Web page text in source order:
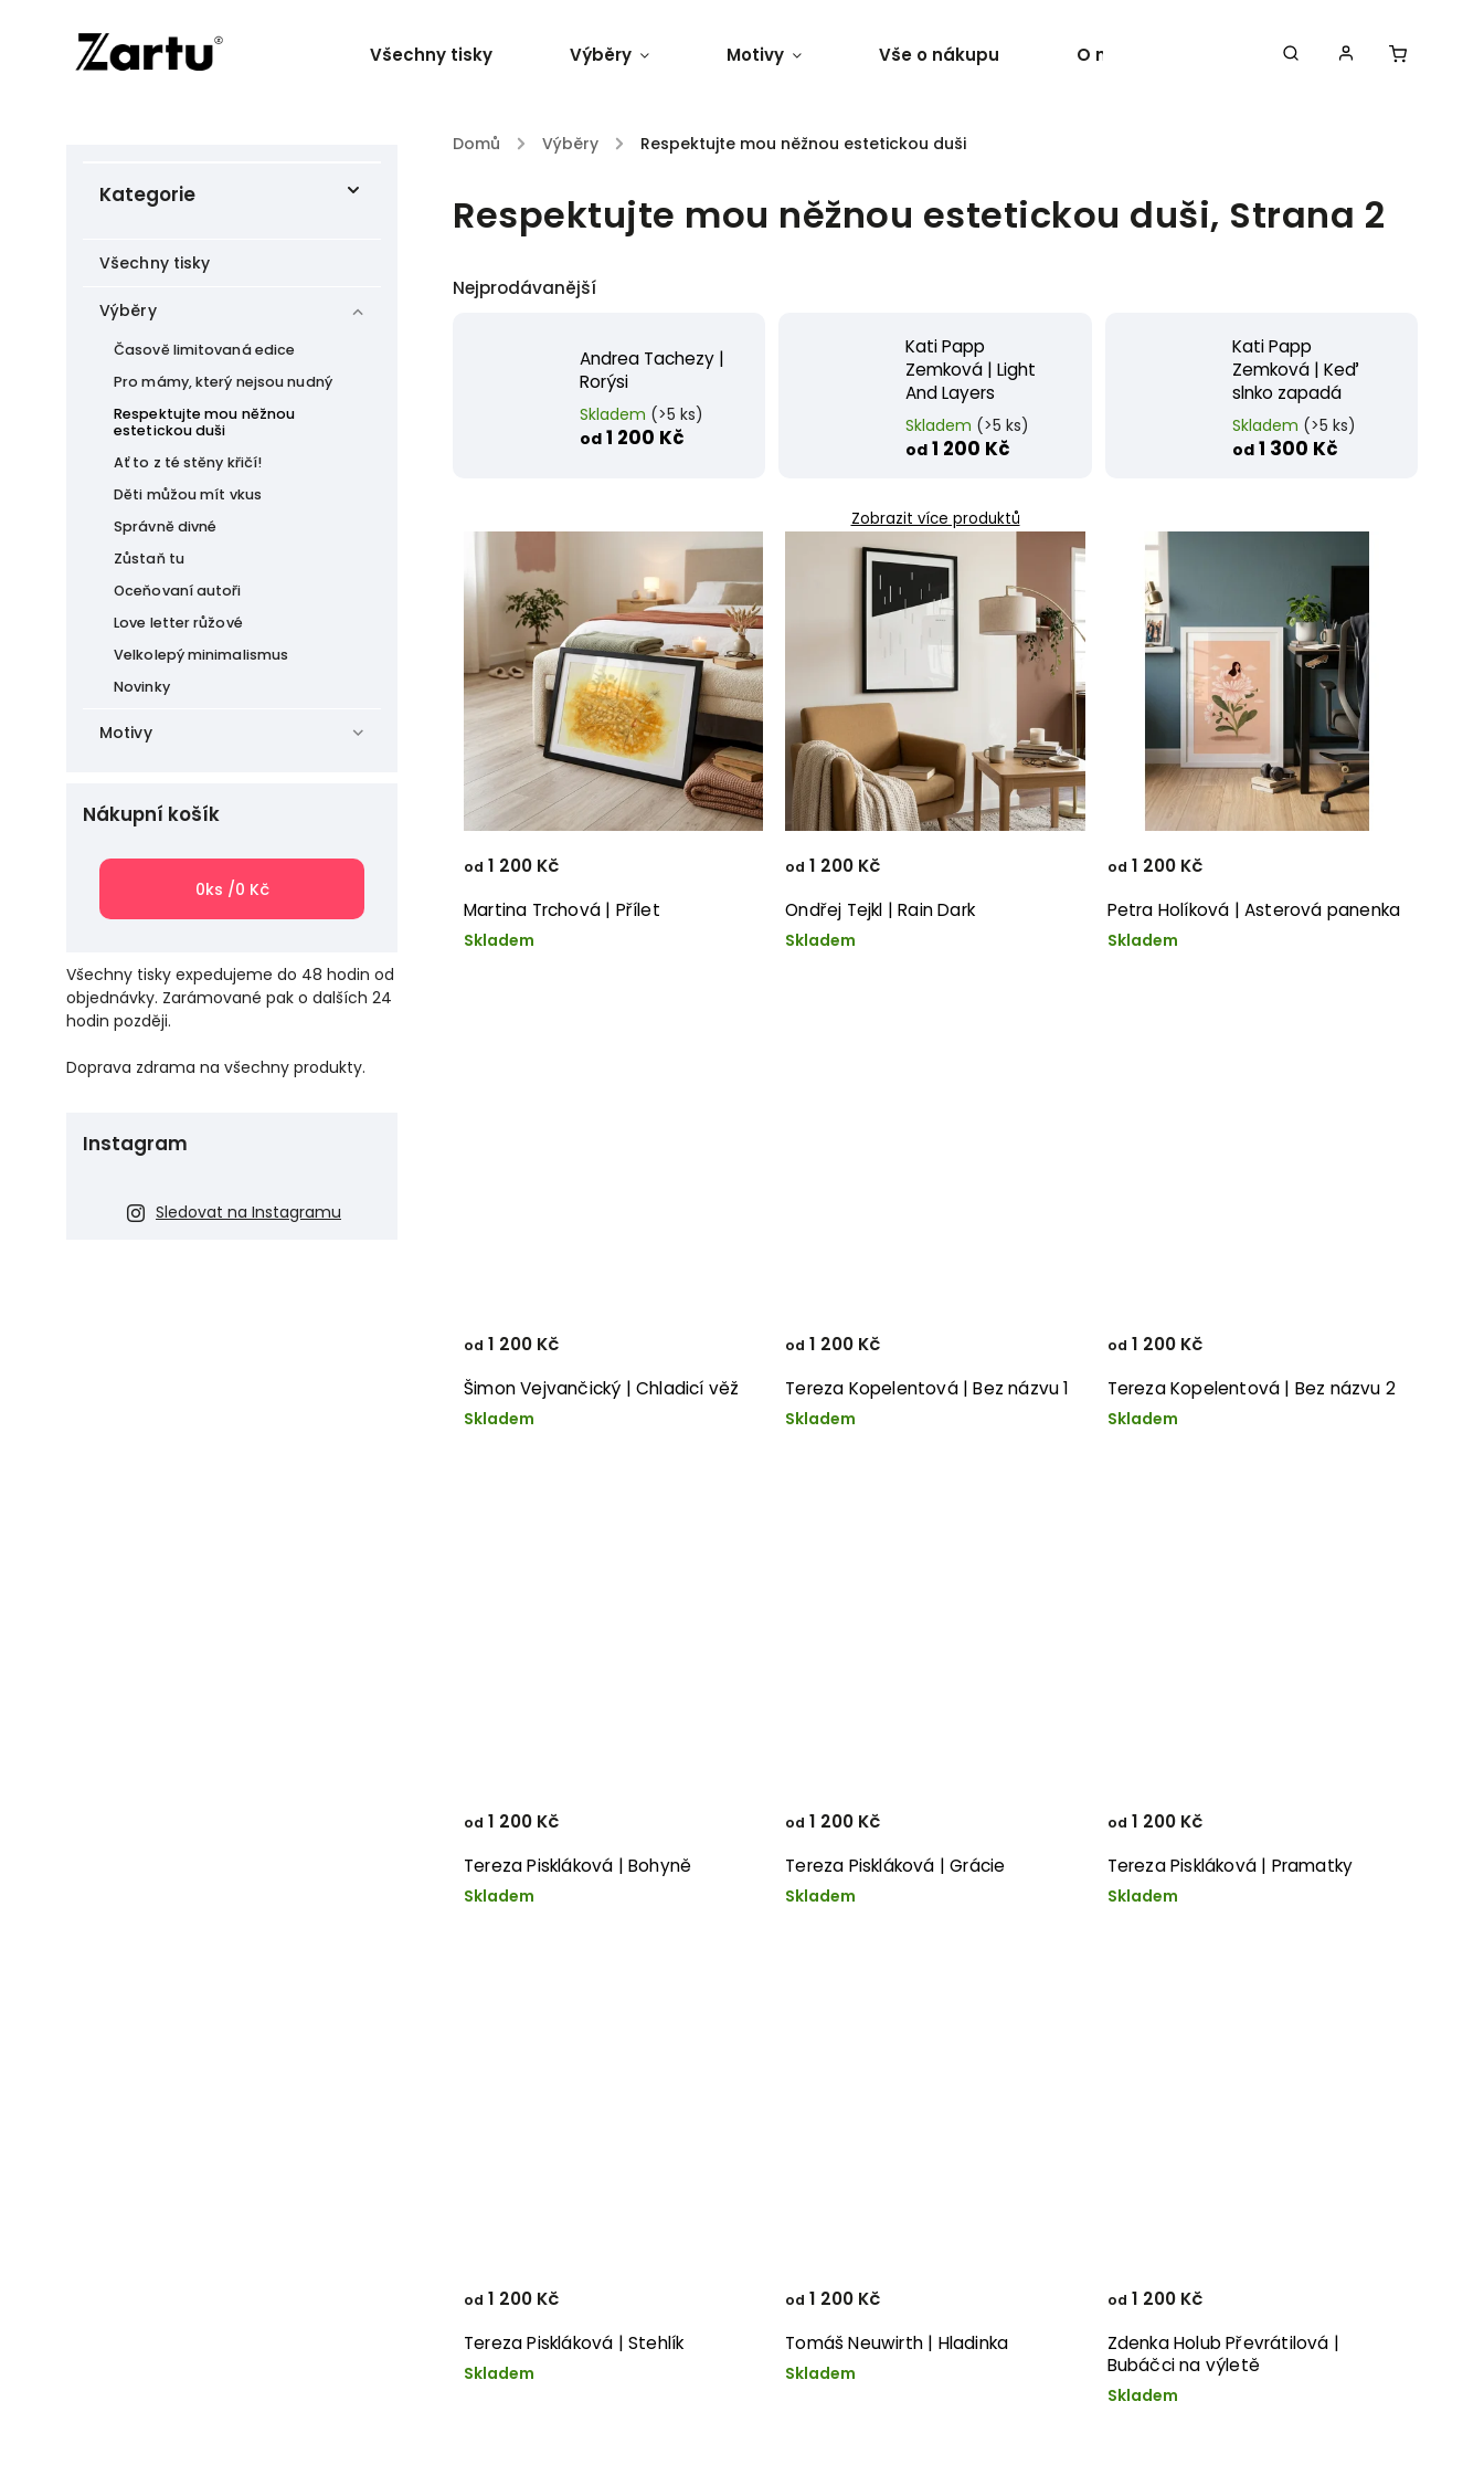
Všechny tisky Výběry Motivy Vše o nákupu O nás
Domů / Výběry / Respektujte mou něžnou estetickou duši
Kategorie
Všechny tisky
Výběry
Časově limitovaná edice
Pro mámy, který nejsou nudný
Respektujte mou něžnou
estetickou duši
Ať to z té stěny křičí!
Děti můžou mít vkus
Správně divné
Zůstaň tu
Oceňovaní autoři
Love letter růžové
Velkolepý minimalismus
Novinky
Motivy
Nákupní košík
0ks /0 Kč
Všechny tisky expedujeme do 48 hodin od
objednávky. Zarámované pak o dalších 24
hodin později.
Doprava zdrama na všechny produkty.
Instagram
Sledovat na Instagramu
Respektujte mou něžnou estetickou duši, Strana 2
Nejprodávanější
Andrea Tachezy |
Rorýsi
Skladem (>5 ks)
od 1 200 Kč
Kati Papp
Zemková | Light
And Layers
Skladem (>5 ks)
od 1 200 Kč
Kati Papp
Zemková | Keď
slnko zapadá
Skladem (>5 ks)
od1 300 Kč
Zobrazit více produktů
Martina Trchová | Přílet
Skladem
od 1 200 Kč
Ondřej Tejkl | Rain Dark
Skladem
od 1 200 Kč
Petra Holíková | Asterová panenka
Skladem
od 1 200 Kč
Šimon Vejvančický | Chladicí věž
Skladem
od 1 200 Kč
Tereza Kopelentová | Bez názvu 1
Skladem
od 1 200 Kč
Tereza Kopelentová | Bez názvu 2
Skladem
od 1 200 Kč
Tereza Piskláková | Bohyně
Skladem
od 1 200 Kč
Tereza Piskláková | Grácie
Skladem
od 1 200 Kč
Tereza Piskláková | Pramatky
Skladem
od 1 200 Kč
Tereza Piskláková | Stehlík
Skladem
od 1 200 Kč
Tomáš Neuwirth | Hladinka
Skladem
od 1 200 Kč
Zdenka Holub Převrátilová |
Bubáčci na výletě
Skladem
od 1 200 Kč